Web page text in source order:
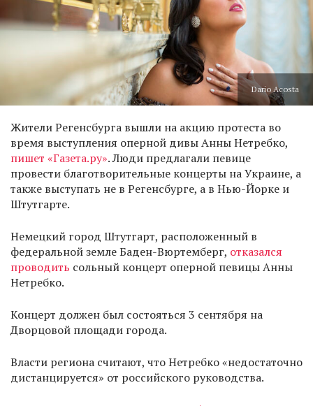
Dario Acosta
Жители Регенсбурга вышли на акцию протеста во
время выступления оперной дивы Анны Нетребко,
пишет «Газета.ру». Люди предлагали певице
провести благотворительные концерты на Украине, а
также выступать не в Регенсбурге, а в Нью-Йорке и
Штутгарте.
Немецкий город Штутгарт, расположенный в
федеральной земле Баден-Вюртемберг, отказался
проводить сольный концерт оперной певицы Анны
Нетребко.
Концерт должен был состояться 3 сентября на
Дворцовой площади города.
Власти региона считают, что Нетребко «недостаточно
дистанцируется» от российского руководства.